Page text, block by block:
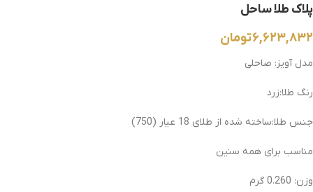
پلاک طلا ساحل
۶,۶۲۳,۸۳۲تومان
مدل آویز: صاحلی
رنگ طلا:زرد
جنس طلا:ساخته شده از طلای 18 عیار (750)
مناسب برای همه سنین
وزن: 0.260 گرم